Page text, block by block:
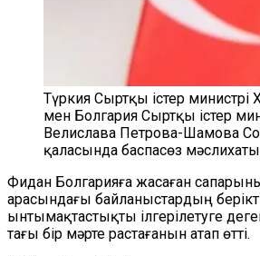
Түркия Сыртқы істер министрі
мен Болгария Сыртқы істер
Велислава Петрова-Шамова
қаласында баспасөз
Фидан Болгарияға жасаған
арасындағы байланыстардың
ынтымақтастықты ілгерілетуге
тағы бір мәрте растағанын атап өтті.